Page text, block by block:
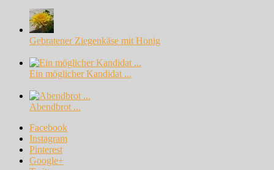
Gebratener Ziegenkäse mit Honig
Ein möglicher Kandidat ...
Abendbrot ...
Facebook
Instagram
Pinterest
Google+